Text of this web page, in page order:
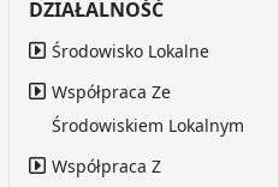
DZIAŁALNOŚĆ
Środowisko Lokalne
Współpraca Ze
Środowiskiem Lokalnym
Współpraca Z